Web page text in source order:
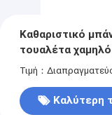
Καθαριστικό
τουαλέτα
Τιμή：
Καλύτερη